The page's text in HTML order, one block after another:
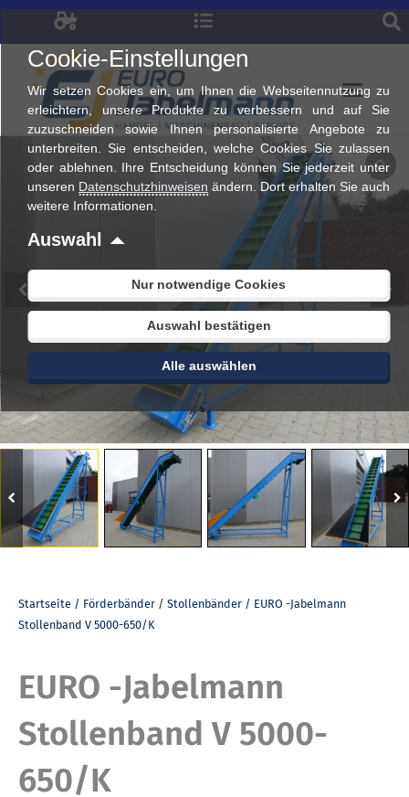
Zum
springen
Startseite / Förderbänder / Stollenbänder / EURO -Jabelmann
Stollenband V 5000-650/K
EURO -Jabelmann
Stollenband V 5000-
650/K
Cookie-Einstellungen
Wir setzen Cookies ein, um Ihnen die Webseitennutzung zu
erleichtern, unsere Produkte zu verbessern und auf Sie
zuzuschneiden sowie Ihnen personalisierte Angebote zu
unterbreiten. Sie entscheiden, welche Cookies Sie zulassen
oder ablehnen. Ihre Entscheidung können Sie jederzeit unter
unseren Datenschutzhinweisen ändern. Dort erhalten Sie auch
weitere Informationen.
Auswahl
Nur notwendige Cookies
Auswahl bestätigen
Alle auswählen